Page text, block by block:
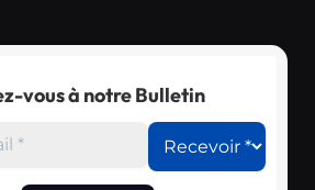
vous à notre Bulletin